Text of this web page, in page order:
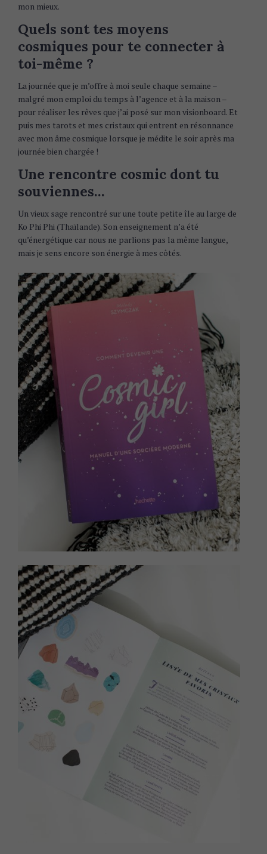
mon mieux.
Quels sont tes moyens
cosmiques pour te connecter à
toi-même ?
La journée que je m’offre à moi seule chaque semaine –
malgré mon emploi du temps à l’agence et à la maison –
pour réaliser les rêves que j’ai posé sur mon visionboard. Et
puis mes tarots et mes cristaux qui entrent en résonnance
avec mon âme cosmique lorsque je médite le soir après ma
journée bien chargée !
Une rencontre cosmic dont tu
souviennes…
Un vieux sage rencontré sur une toute petite île au large de
Ko Phi Phi (Thaïlande). Son enseignement n’a été
qu’énergétique car nous ne parlions pas la même langue,
mais je sens encore son énergie à mes côtés.